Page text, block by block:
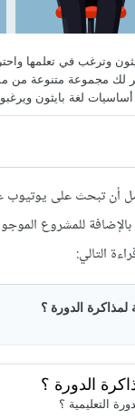
أن تبحث على
للمشروع
التالي: